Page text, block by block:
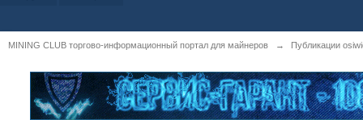
MINING CLUB торгово-информационный портал для майнеров → Публикации